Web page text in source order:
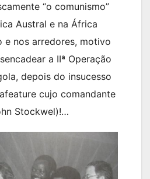
“o comunismo”
Austral e na África
e nos arredores, motivo
a IIª Operação
depois do insucesso
cujo comandante
Stockwel)!…